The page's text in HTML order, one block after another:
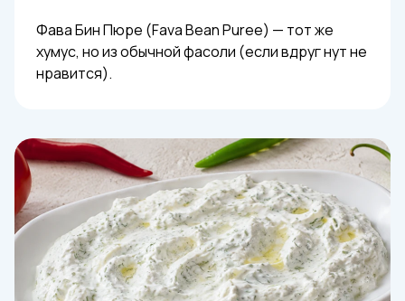
Фава Бин Пюре (Fava Bean Puree) — тот же
хумус, но из обычной фасоли (если вдруг нут не
нравится).